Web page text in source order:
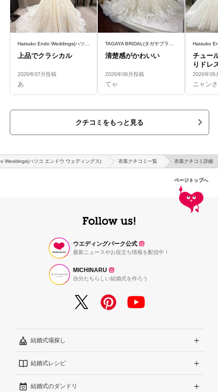
上品でクラシカル
2026年07月投稿
あ
清楚感がかわいい
2026年06月投稿
てゃ
チュー
りドレ
2026年06
ニャン
クチコミをもっと見る
Weddings(ハツコ エンドウ ウェディングス) 衣装クチコミ一覧 衣装クチコミ詳細
ページトップへ
ウエディングパーク公式
最新ニュースやお役立ち情報を配信中！
MICHINARU
自分たちらしい結婚式を作ろう
結婚式場探し
エリアから探す
こだわりから探す
結婚式レシピ
結婚式準備レポート『ハナレポ』
結婚式のダンドリ